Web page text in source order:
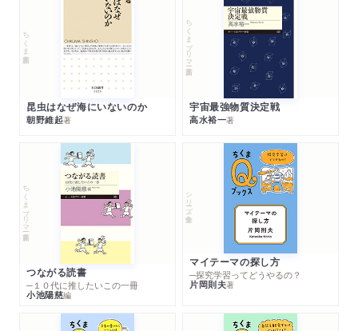
ちくま新書
昆虫はなぜ海にいないのか
朝野維起著
ちくまプリマー新書
宇宙最強物質決定戦
高水裕一著
ちくまプリマー新書
つながる読書
─１０代に推したいこの一冊
小池陽慈編
シリーズ・全集
マイテーマの探し方
─探究学習ってどうやるの？
片岡則夫著